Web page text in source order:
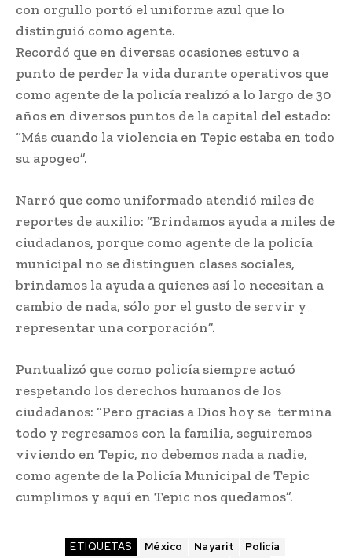
con orgullo portó el uniforme azul que lo
distinguió como agente.
Recordó que en diversas ocasiones estuvo a
punto de perder la vida durante operativos que
como agente de la policía realizó a lo largo de 30
años en diversos puntos de la capital del estado:
“Más cuando la violencia en Tepic estaba en todo
su apogeo”.
Narró que como uniformado atendió miles de
reportes de auxilio: “Brindamos ayuda a miles de
ciudadanos, porque como agente de la policía
municipal no se distinguen clases sociales,
brindamos la ayuda a quienes así lo necesitan a
cambio de nada, sólo por el gusto de servir y
representar una corporación”.
Puntualizó que como policía siempre actuó
respetando los derechos humanos de los
ciudadanos: “Pero gracias a Dios hoy se termina
todo y regresamos con la familia, seguiremos
viviendo en Tepic, no debemos nada a nadie,
como agente de la Policía Municipal de Tepic
cumplimos y aquí en Tepic nos quedamos”.
ETIQUETAS México Nayarit
Policía